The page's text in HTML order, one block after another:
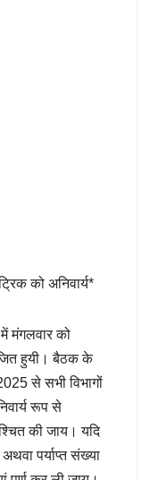
को अनिवार्य*
मंगलवार को
हुयी। बैठक के
से सभी विभागों
रूप से
की जाय। यदि
पर्याप्त संख्या